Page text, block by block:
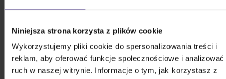
Niniejsza strona korzysta z plików cookie
Wykorzystujemy pliki cookie do spersonalizowania treści i
reklam, aby oferować funkcje społecznościowe i analizować
ruch w naszej witrynie. Informacje o tym, jak korzystasz z
CD